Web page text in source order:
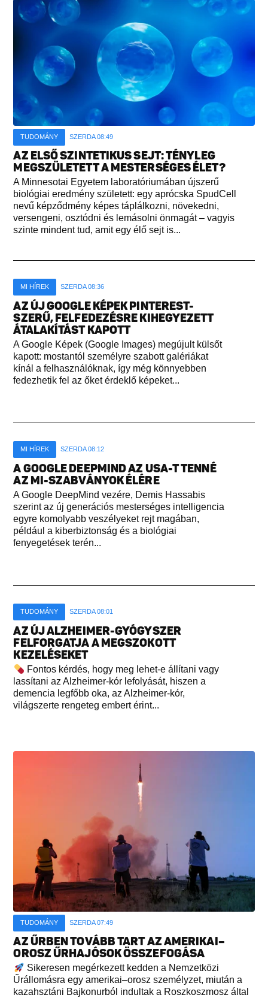
TUDOMÁNY SZERDA 08:49
AZ ELSŐ SZINTETIKUS SEJT: TÉNYLEG
MEGSZÜLETETT A MESTERSÉGES ÉLET?
A Minnesotai Egyetem laboratóriumában újszerű
biológiai eredmény született: egy aprócska SpudCell
nevű képződmény képes táplálkozni, növekedni,
versengeni, osztódni és lemásolni önmagát – vagyis
szinte mindent tud, amit egy élő sejt is...
MI HÍREK SZERDA 08:36
AZ ÚJ GOOGLE KÉPEK PINTEREST-
SZERŰ, FELFEDEZÉSRE KIHEGYEZETT
ÁTALAKÍTÁST KAPOTT
A Google Képek (Google Images) megújult külsőt
kapott: mostantól személyre szabott galériákat
kínál a felhasználóknak, így még könnyebben
fedezhetik fel az őket érdeklő képeket...
MI HÍREK SZERDA 08:12
A GOOGLE DEEPMIND AZ USA-T TENNÉ
AZ MI-SZABVÁNYOK ÉLÉRE
A Google DeepMind vezére, Demis Hassabis
szerint az új generációs mesterséges intelligencia
egyre komolyabb veszélyeket rejt magában,
például a kiberbiztonság és a biológiai
fenyegetések terén...
TUDOMÁNY SZERDA 08:01
AZ ÚJ ALZHEIMER-GYÓGYSZER
FELFORGATJA A MEGSZOKOTT
KEZELÉSEKET
Fontos kérdés, hogy meg lehet-e állítani vagy
lassítani az Alzheimer-kór lefolyását, hiszen a
demencia legfőbb oka, az Alzheimer-kór,
világszerte rengeteg embert érint...
TUDOMÁNY SZERDA 07:49
AZ ŰRBEN TOVÁBB TART AZ AMERIKAI–
OROSZ ŰRHAJÓSOK ÖSSZEFOGÁSA
Sikeresen megérkezett kedden a Nemzetközi
Űrállomásra egy amerikai–orosz személyzet, miután a
kazahsztáni Bajkonurból indultak a Roszkoszmosz által